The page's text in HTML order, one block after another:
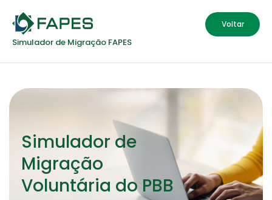
Simulador de Migração FAPES
Voltar
Simulador de
Migração
Voluntária do PBB